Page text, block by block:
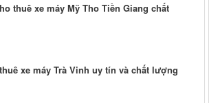
thuê xe máy Mỹ Tho Tiền Giang chất
xe máy Trà Vinh uy tín và chất lượng